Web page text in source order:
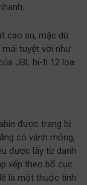
cao su, mặc dù
mái tuyệt vời như
JBL hi-fi 12 loa
được trang bị
có vành mỏng,
được lấy từ danh
xếp theo bố cục
là một thuộc tính